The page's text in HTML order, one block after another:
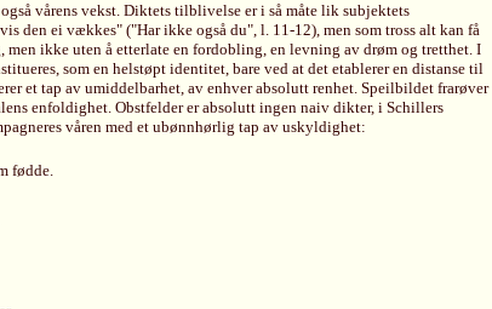
vårens vekst. Diktets tilblivelse er i så måte lik subjektets
den ei vækkes" ("Har ikke også du", l. 11-12), men som tross alt kan få
ikke uten å etterlate en fordobling, en levning av drøm og tretthet. I
som en helstøpt identitet, bare ved at det etablerer en distanse til
et tap av umiddelbarhet, av enhver absolutt renhet. Speilbildet frarøver
enfoldighet. Obstfelder er absolutt ingen naiv dikter, i Schillers
våren med et ubønnhørlig tap av uskyldighet:
fødde.